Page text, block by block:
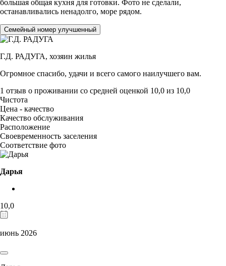
большая общая кухня для готовки. Фото не сделали,
останавливались ненадолго, море рядом.
Семейный номер улучшенный
Г.Д. РАДУГА, хозяин жилья
Огромное спасибо, удачи и всего самого наилучшего вам.
1 отзыв о проживании со средней оценкой 10,0 из 10,0
Чистота
Цена - качество
Качество обслуживания
Расположение
Своевременность заселения
Соответствие фото
Дарья
10,0
июнь 2026